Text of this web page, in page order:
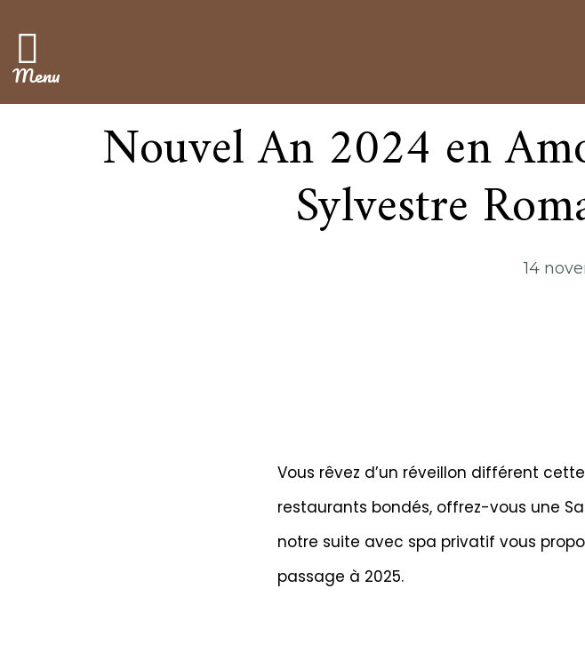
Menu
Nouvel An 2024 en
Sylvestre
14
Vous rêvez d’un réveillon différent
restaurants bondés, offrez-vous une
notre suite avec spa privatif vous
passage à 2025.